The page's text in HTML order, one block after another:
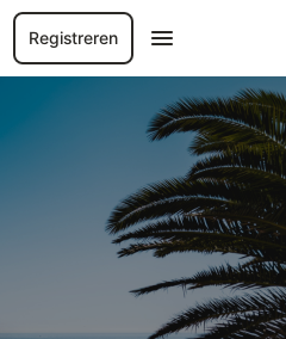
Registreren